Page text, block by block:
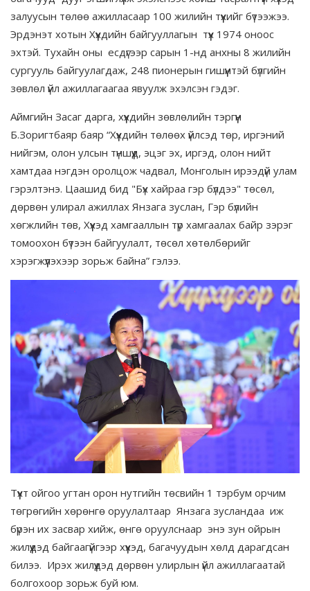
залуусын төлөө ажилласаар 100 жилийн түүхийг бүтээжээ.
Эрдэнэт хотын Хүүхдийн байгууллагын түүх 1974 оноос
эхтэй. Тухайн оны есдүгээр сарын 1-нд анхны 8 жилийн
сургууль байгуулагдаж, 248 пионерын гишүүнтэй бүлгийн
зөвлөл үйл ажиллагаагаа явуулж эхэлсэн гэдэг.
Аймгийн Засаг дарга, хүүхдийн зөвлөлийн тэргүүн
Б.Зоригтбаяр баяр “Хүүхдийн төлөөх үйлсэд төр, иргэний
нийгэм, олон улсын түншүүд, эцэг эх, иргэд, олон нийт
хамтдаа нэгдэн оролцож чадвал, Монголын ирээдүй улам
гэрэлтэнэ. Цаашид бид "Бүх хайраа гэр бүлдээ" төсөл,
дөрвөн улирал ажиллах Янзага зуслан, Гэр бүлийн
хөгжлийн төв, Хүүхэд хамгааллын түр хамгаалах байр зэрэг
томоохон бүтээн байгуулалт, төсөл хөтөлбөрийг
хэрэгжүүлэхээр зорьж байна” гэлээ.
Түүхт ойгоо угтан орон нутгийн төсвийн 1 тэрбум орчим
төгрөгийн хөрөнгө оруулалтаар Янзага зусландаа иж
бүрэн их засвар хийж, өнгө оруулснаар энэ зун ойрын
жилүүдэд байгаагүйгээр хүүхэд, багачуудын хөлд дарагдсан
билээ. Ирэх жилүүдэд дөрвөн улирлын үйл ажиллагаатай
болгохоор зорьж буй юм.